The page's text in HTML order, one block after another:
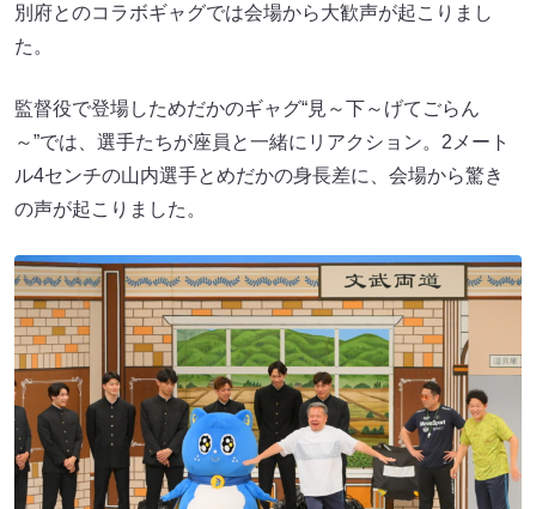
別府とのコラボギャグでは会場から大歓声が起こりまし
た。
監督役で登場しためだかのギャグ“見～下～げてごらん
～”では、選手たちが座員と一緒にリアクション。2メート
ル4センチの山内選手とめだかの身長差に、会場から驚き
の声が起こりました。